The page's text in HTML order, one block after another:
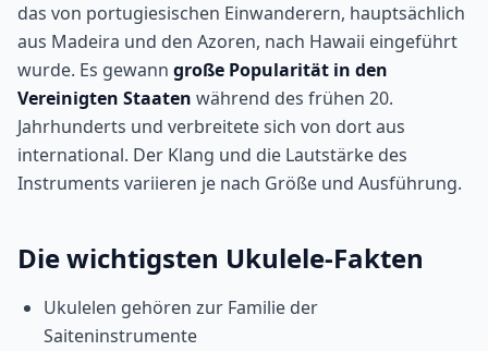
das von portugiesischen Einwanderern, hauptsächlich
aus Madeira und den Azoren, nach Hawaii eingeführt
wurde. Es gewann große Popularität in den
Vereinigten Staaten während des frühen 20.
Jahrhunderts und verbreitete sich von dort aus
international. Der Klang und die Lautstärke des
Instruments variieren je nach Größe und Ausführung.
Die wichtigsten Ukulele-Fakten
Ukulelen gehören zur Familie der
Saiteninstrumente